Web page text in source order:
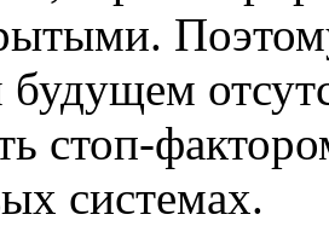
будущем
стоп-
системах.